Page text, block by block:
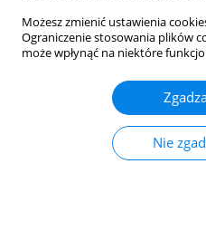
Możesz zmienić ustawienia
Ograniczenie stosowania plików
może wpłynąć na niektóre
Nie
Formation of the
structural parameters
J. Ecol. Eng. 2026; 27(1):301-324
https://doi.org/10.12911/